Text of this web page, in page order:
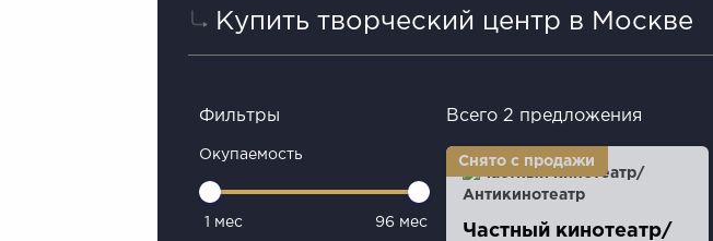
Купить творческий центр в Москве
Фильтры
Окупаемость
1 мес 96 мес
Всего 2 предложения
Частный кинотеатр/